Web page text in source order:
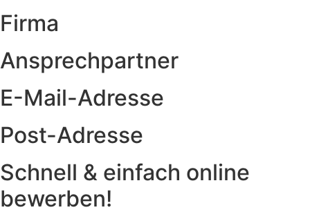
Firma
Ansprechpartner
E-Mail-Adresse
Post-Adresse
Schnell & einfach online
bewerben!